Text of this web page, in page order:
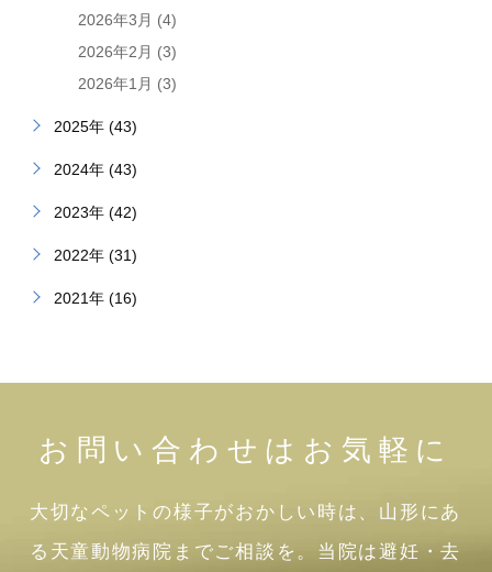
2026年3月 (4)
2026年2月 (3)
2026年1月 (3)
2025年 (43)
2024年 (43)
2023年 (42)
2022年 (31)
2021年 (16)
お問い合わせはお気軽に
大切なペットの様子がおかしい時は、山形にあ
る天童動物病院までご相談を。当院は避妊・去